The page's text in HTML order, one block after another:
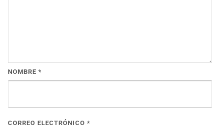
NOMBRE *
CORREO ELECTRÓNICO *